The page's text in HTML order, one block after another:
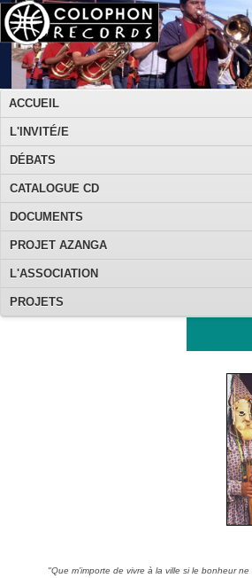
ACCUEIL
L'INVITÉ/E
DÉBATS
CATALOGUE CD
DOCUMENTS
PROJET AZANGA
L'ASSOCIATION
PROJETS
"Que m’importe de vivre à la ville si le bonheur